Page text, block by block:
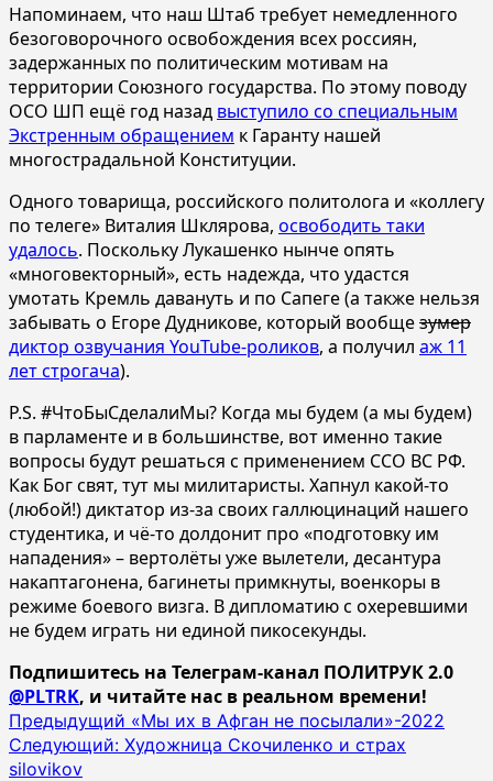
Напоминаем, что наш Штаб требует немедленного
безоговорочного освобождения всех россиян,
задержанных по политическим мотивам на
территории Союзного государства. По этому поводу
ОСО ШП ещё год назад выступило со специальным
Экстренным обращением к Гаранту нашей
многострадальной Конституции.
Одного товарища, российского политолога и «коллегу
по телеге» Виталия Шклярова, освободить таки
удалось. Поскольку Лукашенко нынче опять
«многовекторный», есть надежда, что удастся
умотать Кремль давануть и по Сапеге (а также нельзя
забывать о Егоре Дудникове, который вообщезумер
диктор озвучания YouTube-роликов, а получил аж 11
лет строгача).
P.S. #ЧтоБыСделалиМы? Когда мы будем (а мы будем)
в парламенте и в большинстве, вот именно такие
вопросы будут решаться с применением ССО ВС РФ.
Как Бог свят, тут мы милитаристы. Хапнул какой-то
(любой!) диктатор из-за своих галлюцинаций нашего
студентика, и чё-то долдонит про «подготовку им
нападения» – вертолёты уже вылетели, десантура
накаптагонена, багинеты примкнуты, военкоры в
режиме боевого визга. В дипломатию с охеревшими
не будем играть ни единой пикосекунды.
Подпишитесь на Телеграм-канал ПОЛИТРУК 2.0
@PLTRK, и читайте нас в реальном времени!
Навигация
записи
Предыдущий «Мы их в Афган не посылали»-2022
Следующий: Художница Скочиленко и страх
silovikov